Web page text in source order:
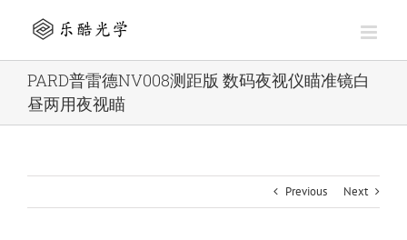
PARD普雷德NV008测距版 数码夜视仪瞄准镜白
昼两用夜视瞄
Previous Next